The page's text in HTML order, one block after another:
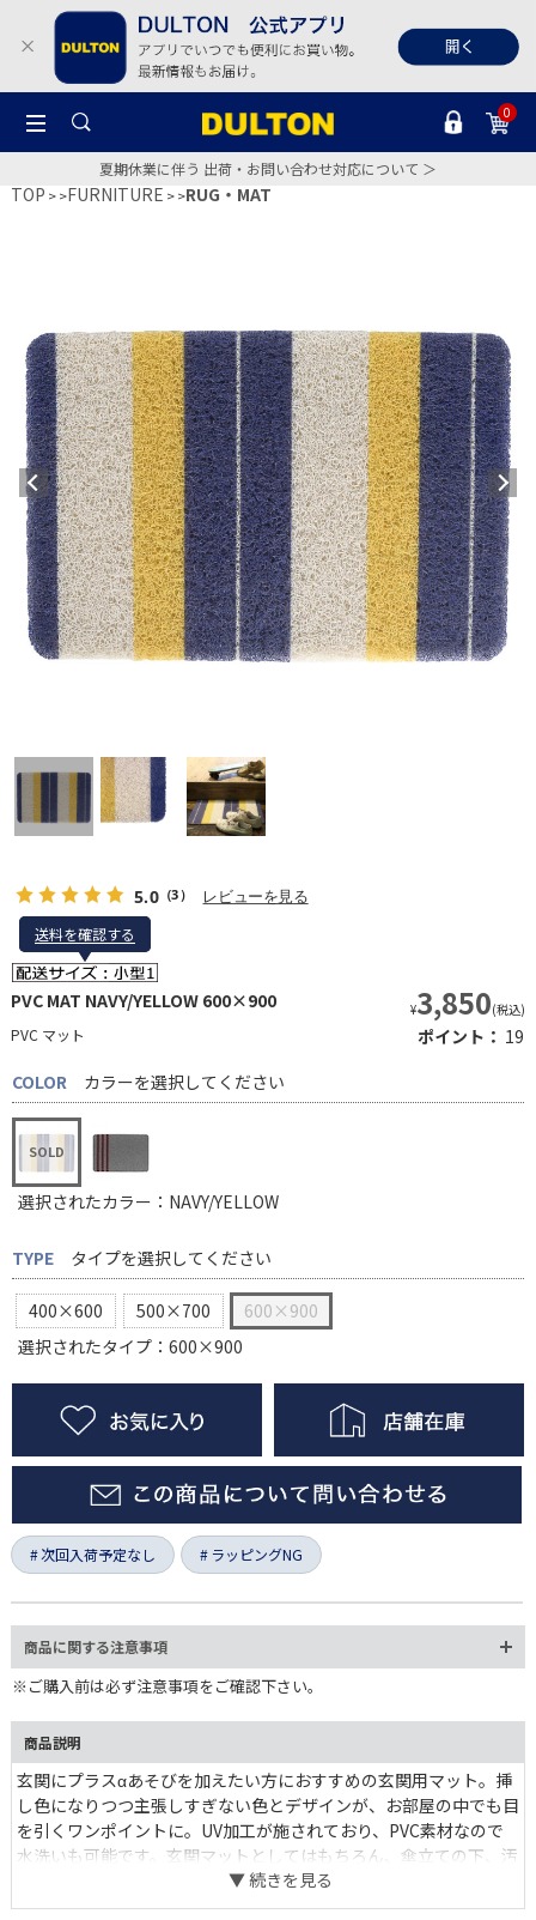
0
夏期休業に伴う 出荷・お問い合わせ対応について ＞
TOP >FURNITURE >RUG・MAT
5.0（3） レビューを見る
送料を確認する
送料を確認する
PVC MAT NAVY/YELLOW 600×900
PVC マット
¥3,850(税込)
ポイント： 19
COLOR
カラーを選択してください
選択されたカラー：NAVY/YELLOW
TYPE タイプを選択してください
400×600 500×700
600×900
選択されたタイプ：600×900
次回入荷予定なし ラッピングNG
商品に関する注意事項
※ご購入前は必ず注意事項をご確認下さい。
商品説明
玄関にプラスαあそびを加えたい方におすすめの玄関用マット。挿
し色になりつつ主張しすぎない色とデザインが、お部屋の中でも目
を引くワンポイントに。UV加工が施されており、PVC素材なので
水洗いも可能です。玄関マットとしてはもちろん、傘立ての下、汚
れが気になるゴミ箱の下に置くマットにしたりと、幅広くお使いい
ただけます。S,M,Lの３サイズより。